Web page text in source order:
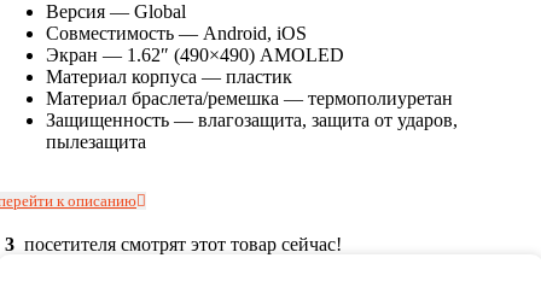
Версия — Global
Совместимость — Android, iOS
Экран — 1.62″ (490×490) AMOLED
Материал корпуса — пластик
Материал браслета/ремешка — термополиуретан
Защищенность — влагозащита, защита от ударов,
пылезащита
к описанию
3 посетителя смотрят этот товар сейчас!